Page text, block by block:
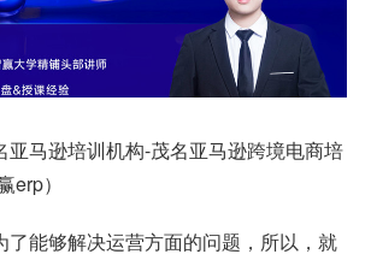
亚马逊培训机构-茂名亚马逊跨境电商培
erp）
了能够解决运营方面的问题，所以，就